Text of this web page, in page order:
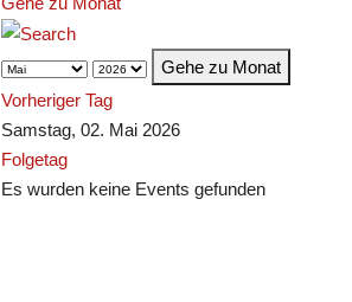
Gehe zu Monat
Vorheriger Tag
Samstag, 02. Mai 2026
Folgetag
Es wurden keine Events gefunden